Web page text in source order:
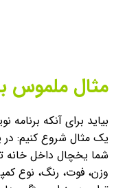
مثال ملموس
بیاید برای آنکه
یک مثال شروع کنیم: در
شما یخچال داخل خانه
وزن، فوت، رنگ، نوع